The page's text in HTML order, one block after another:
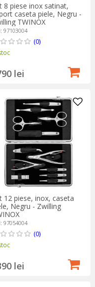
8 piese inox satinat,
caseta piele, Negru -
TWINOX
97103004
(0)
lei
12 piese, inox, caseta
Negru - Zwilling
97054004
(0)
lei